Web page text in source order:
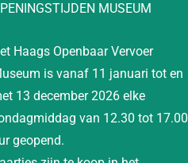
MUSEUM
Haags Openbaar Vervoer
is vanaf 11 januari tot en
13 december 2026 elke
van 12.30 tot 17.00
geopend.